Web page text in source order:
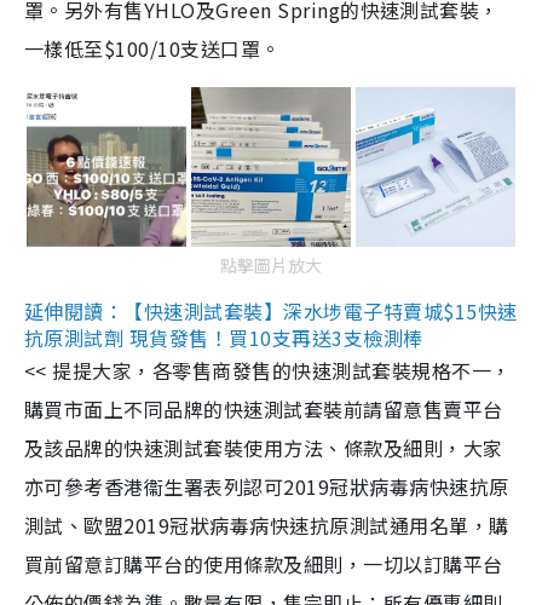
罩。另外有售YHLO及Green Spring的快速測試套裝，
一樣低至$100/10支送口罩。
點擊圖片放大
延伸閱讀：【快速測試套裝】深水埗電子特賣城$15快速
抗原測試劑 現貨發售！買10支再送3支檢測棒
<< 提提大家，各零售商發售的快速測試套裝規格不一，
購買市面上不同品牌的快速測試套裝前請留意售賣平台
及該品牌的快速測試套裝使用方法、條款及細則，大家
亦可參考香港衞生署表列認可2019冠狀病毒病快速抗原
測試、歐盟2019冠狀病毒病快速抗原測試通用名單，購
買前留意訂購平台的使用條款及細則，一切以訂購平台